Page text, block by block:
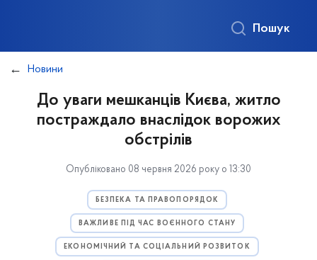
Пошук
Новини
До уваги мешканців Києва, житло
постраждало внаслідок ворожих
обстрілів
Опубліковано 08 червня 2026 року о 13:30
БЕЗПЕКА ТА ПРАВОПОРЯДОК
ВАЖЛИВЕ ПІД ЧАС ВОЄННОГО СТАНУ
ЕКОНОМІЧНИЙ ТА СОЦІАЛЬНИЙ РОЗВИТОК